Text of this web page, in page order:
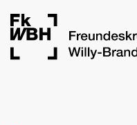
Direkt
zum
Inhalt